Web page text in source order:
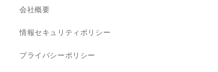
会社概要
情報セキュリティポリシー
プライバシーポリシー